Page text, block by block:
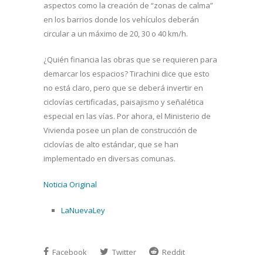
aspectos como la creación de “zonas de calma”
en los barrios donde los vehículos deberán
circular a un máximo de 20, 30 o 40 km/h.
¿Quién financia las obras que se requieren para
demarcar los espacios? Tirachini dice que esto
no está claro, pero que se deberá invertir en
ciclovías certificadas, paisajismo y señalética
especial en las vías. Por ahora, el Ministerio de
Vivienda posee un plan de construcción de
ciclovías de alto estándar, que se han
implementado en diversas comunas.
Noticia Original
LaNuevaLey
Facebook Twitter
Reddit